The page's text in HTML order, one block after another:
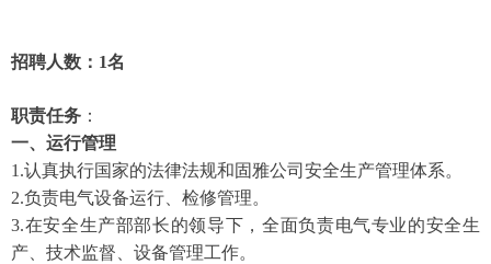
招聘人数：1名
职责任务 ：
一、运行管理
1.认真执行国家的法律法规和固雅公司安全生产管理体系。
2.负责电气设备运行、检修管理。
3.在安全生产部部长的领导下，全面负责电气专业的安全生
产、技术监督、设备管理工作。